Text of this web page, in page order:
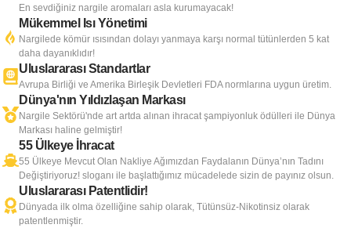
En sevdiğiniz nargile aromaları asla kurumayacak!
Mükemmel Isı Yönetimi
Nargilede kömür ısısından dolayı yanmaya karşı normal tütünlerden 5 kat
daha dayanıklıdır!
Uluslararası Standartlar
Avrupa Birliği ve Amerika Birleşik Devletleri FDA normlarına uygun üretim.
Dünya'nın Yıldızlaşan Markası
Nargile Sektörü'nde art artda alınan ihracat şampiyonluk ödülleri ile Dünya
Markası haline gelmiştir!
55 Ülkeye İhracat
55 Ülkeye Mevcut Olan Nakliye Ağımızdan Faydalanın Dünya’nın Tadını
Değiştiriyoruz! sloganı ile başlattığımız mücadelede sizin de payınız olsun.
Uluslararası Patentlidir!
Dünyada ilk olma özelliğine sahip olarak, Tütünsüz-Nikotinsiz olarak
patentlenmiştir.